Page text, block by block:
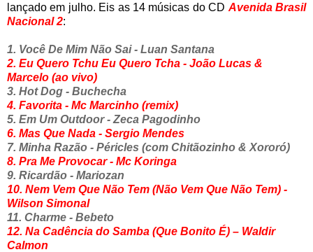
lançado em julho. Eis as 14 músicas do CD Avenida Brasil
Nacional 2:
1. Você De Mim Não Sai - Luan Santana
2. Eu Quero Tchu Eu Quero Tcha - João Lucas &
Marcelo (ao vivo)
3. Hot Dog - Buchecha
4. Favorita - Mc Marcinho (remix)
5. Em Um Outdoor - Zeca Pagodinho
6. Mas Que Nada - Sergio Mendes
7. Minha Razão - Péricles (com Chitãozinho & Xororó)
8. Pra Me Provocar - Mc Koringa
9. Ricardão - Mariozan
10. Nem Vem Que Não Tem (Não Vem Que Não Tem) -
Wilson Simonal
11. Charme - Bebeto
12. Na Cadência do Samba (Que Bonito É) – Waldir
Calmon